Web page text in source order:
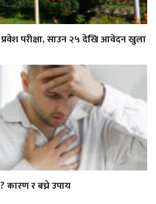
प्रवेश परीक्षा, साउन २५ देखि आवेदन खुला
? कारण र बच्ने उपाय